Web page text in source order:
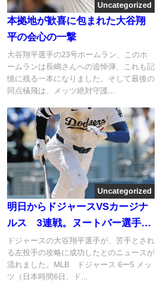
Uncategorized
本拠地が歓喜に包まれた大谷翔
平の会心の一撃
大谷翔平選手の23号ホームラン、このホ
ームランは長嶋さんへの追悼弾、これも記
憶に残る一本になりました。そして最後の
同点犠飛は、メッツ絶対守護...
Uncategorized
明日からドジャースVSカージナ
ルス 3連戦。ヌートバー選手所
属！
ドジャースの大谷翔平選手が、苦手とされ
る左投手の攻略に成功したとのニュースが
流れました。MLB ドジャース 6ー5 メッ
ツ（日本時間6日、ド...